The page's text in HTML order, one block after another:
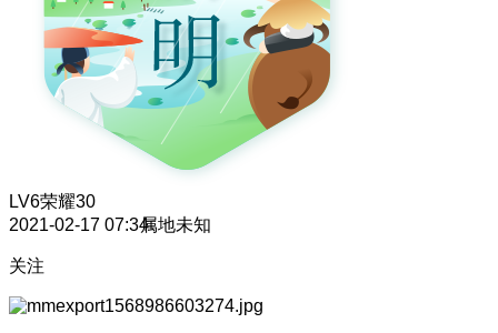
LV6荣耀30
2021-02-17 07:34属地未知
关注